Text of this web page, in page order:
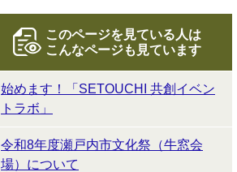
このページを見ている人は
こんなページも見ています
始めます！「SETOUCHI 共創イベン
トラボ」
令和8年度瀬戸内市文化祭（牛窓会
場）について